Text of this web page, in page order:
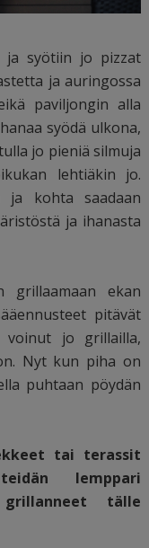
ja syötiin jo pizzat
ja auringossa
paviljongin alla
syödä ulkona,
jo pieniä silmuja
lehtiäkin jo.
ja kohta saadaan
ja ihanasta
grillaamaan ekan
pitävät
voinut jo grillailla,
Nyt kun piha on
puhtaan pöydän
tai terassit
lemppari
tälle